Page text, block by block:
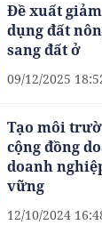
Đề xuất
dụng đất
sang đất ở
09/12/2025
Tạo môi
cộng đồng
doanh
vững
12/10/2024